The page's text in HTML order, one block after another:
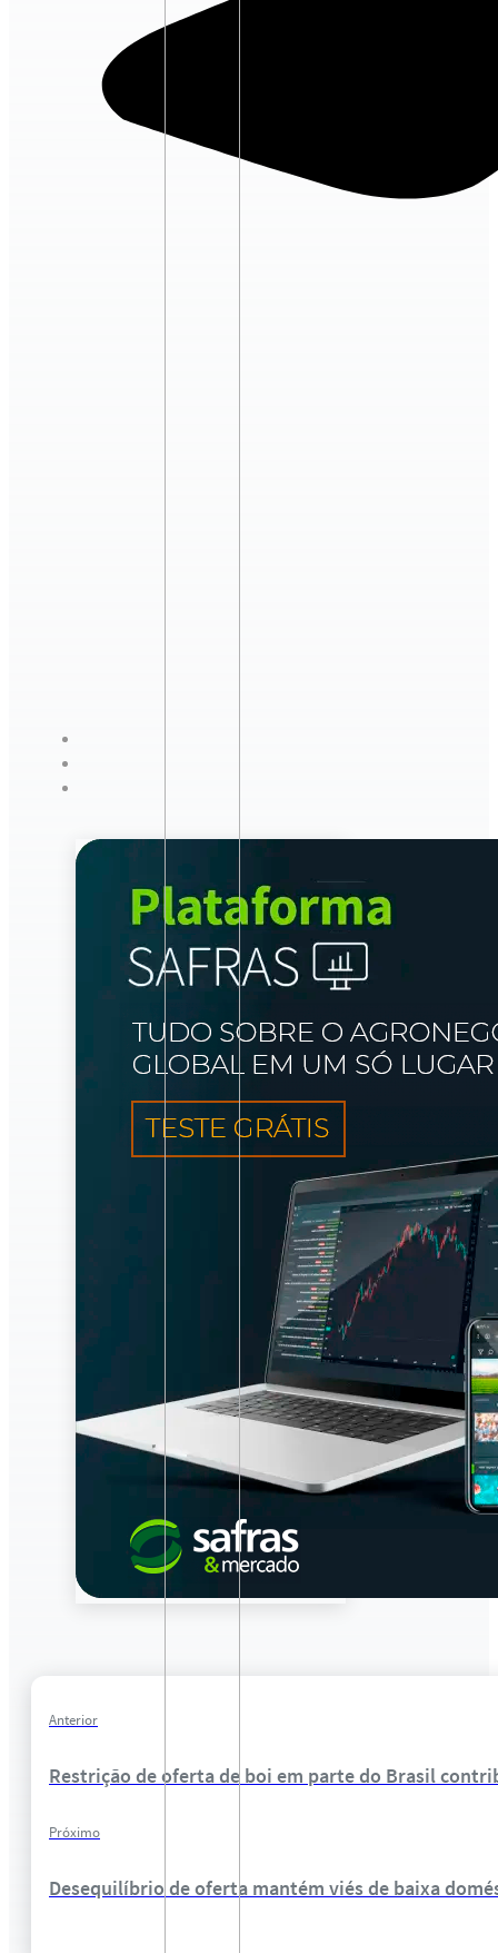
Anterior
Restrição de oferta de boi em parte do Brasil
Próximo
Desequilíbrio de oferta mantém viés de baixa